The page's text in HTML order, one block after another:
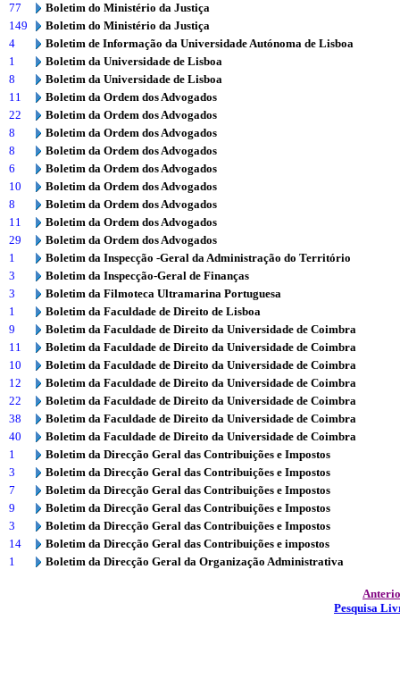
77
Boletim do Ministério da Justiça
149
Boletim do Ministério da Justiça
4
Boletim de Informação da Universidade Autónoma de Lisboa
1
Boletim da Universidade de Lisboa
8
Boletim da Universidade de Lisboa
11
Boletim da Ordem dos Advogados
22
Boletim da Ordem dos Advogados
8
Boletim da Ordem dos Advogados
8
Boletim da Ordem dos Advogados
6
Boletim da Ordem dos Advogados
10
Boletim da Ordem dos Advogados
8
Boletim da Ordem dos Advogados
11
Boletim da Ordem dos Advogados
29
Boletim da Ordem dos Advogados
1
Boletim da Inspecção -Geral da Administração do Território
3
Boletim da Inspecção-Geral de Finanças
3
Boletim da Filmoteca Ultramarina Portuguesa
1
Boletim da Faculdade de Direito de Lisboa
9
Boletim da Faculdade de Direito da Universidade de Coimbra
11
Boletim da Faculdade de Direito da Universidade de Coimbra
10
Boletim da Faculdade de Direito da Universidade de Coimbra
12
Boletim da Faculdade de Direito da Universidade de Coimbra
22
Boletim da Faculdade de Direito da Universidade de Coimbra
38
Boletim da Faculdade de Direito da Universidade de Coimbra
40
Boletim da Faculdade de Direito da Universidade de Coimbra
1
Boletim da Direcção Geral das Contribuições e Impostos
3
Boletim da Direcção Geral das Contribuições e Impostos
7
Boletim da Direcção Geral das Contribuições e Impostos
9
Boletim da Direcção Geral das Contribuições e Impostos
3
Boletim da Direcção Geral das Contribuições e Impostos
14
Boletim da Direcção Geral das Contribuições e impostos
1
Boletim da Direcção Geral da Organização Administrativa
Pesquisa